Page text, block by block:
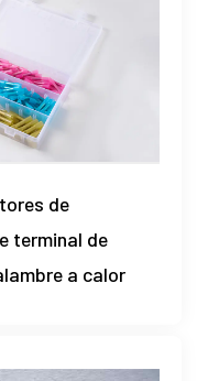
de
terminal de
a calor